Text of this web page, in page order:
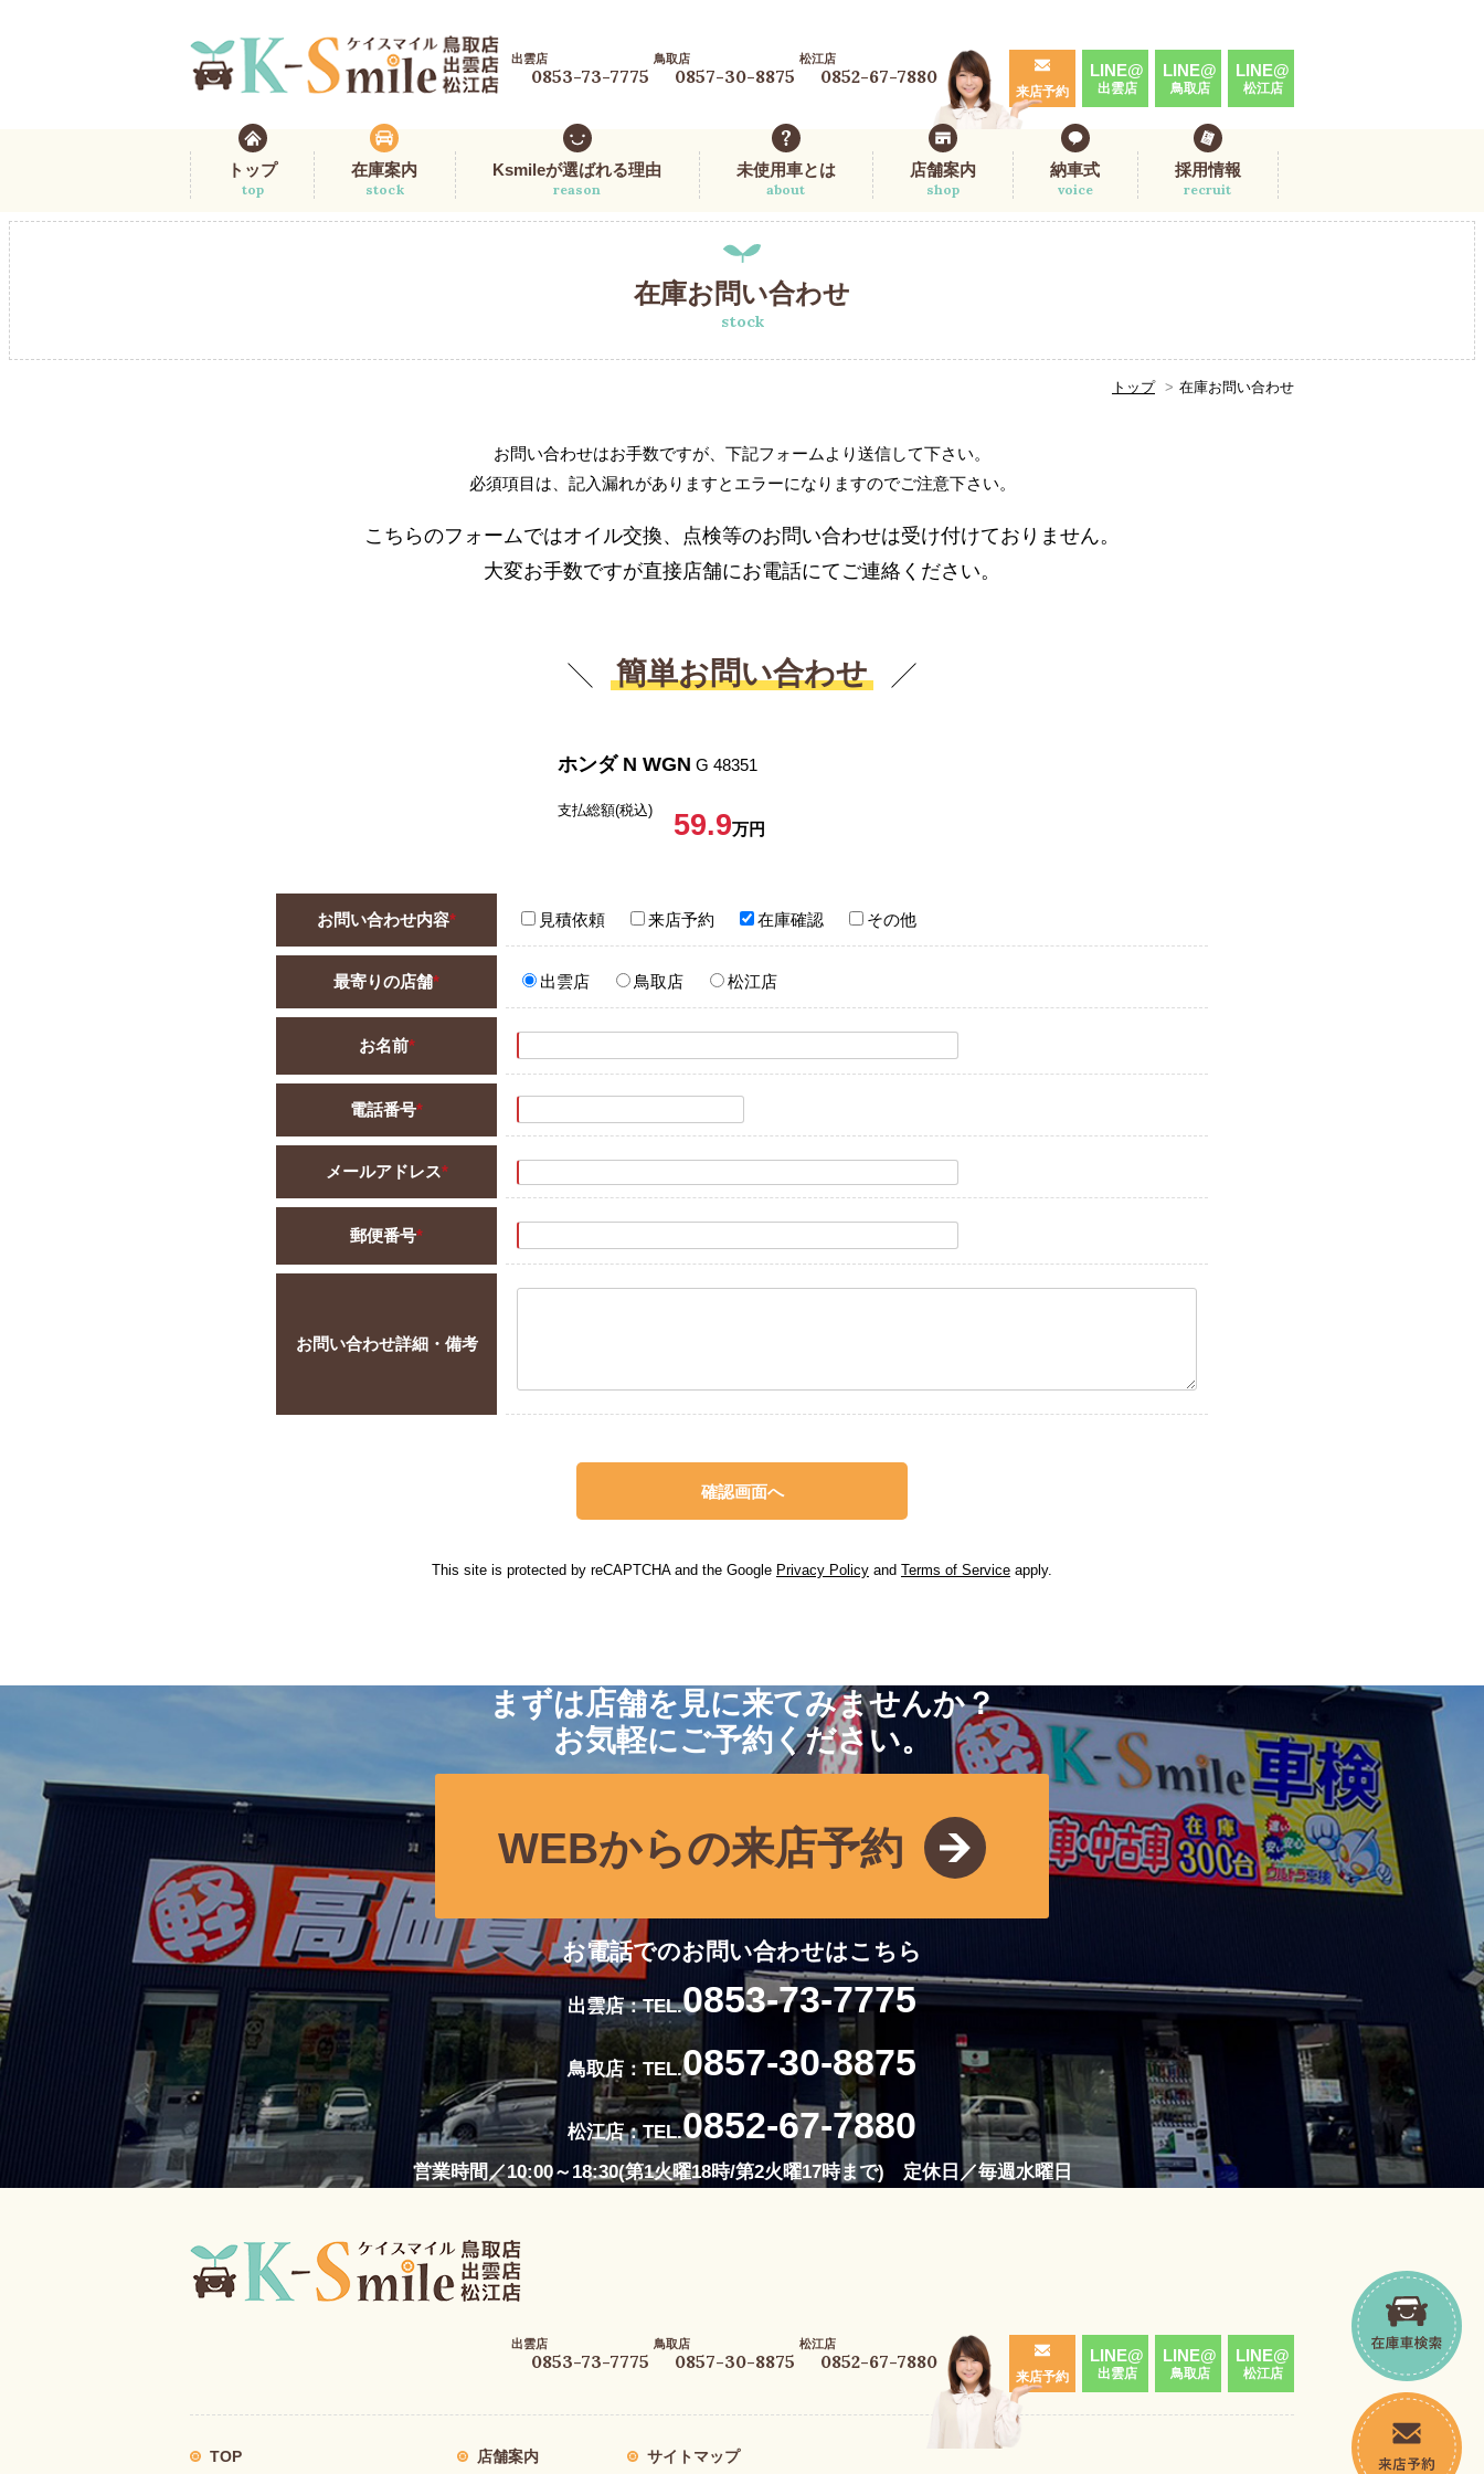
出雲店
0853-73-7775
鳥取店
0857-30-8875
松江店
0852-67-7880
来店予約
LINE@
出雲店
LINE@
鳥取店
LINE@
松江店
トップ
top
在庫案内
stock
Ksmileが選ばれる理由
reason
未使用車とは
about
店舗案内
shop
納車式
voice
採用情報
recruit
在庫お問い合わせ
stock
トップ 在庫お問い合わせ
お問い合わせはお手数ですが、下記フォームより送信して下さい。
必須項目は、記入漏れがありますとエラーになりますのでご注意下さい。
こちらのフォームではオイル交換、点検等のお問い合わせは受け付けておりません。
大変お手数ですが直接店舗にお電話にてご連絡ください。
簡単お問い合わせ
ホンダ N WGN G 48351
支払総額(税込) 59.9万円
お問い合わせ内容* 見積依頼 来店予約 在庫確認 その他
最寄りの店舗* 出雲店 鳥取店 松江店
お名前*
電話番号*
メールアドレス*
郵便番号*
お問い合わせ詳細・備考
This site is protected by reCAPTCHA and the Google Privacy Policy and Terms of Service apply.
まずは店舗を見に来てみませんか？
お気軽にご予約ください。
WEBからの来店予約
お電話でのお問い合わせはこちら
出雲店：TEL.0853-73-7775
鳥取店：TEL.0857-30-8875
松江店：TEL.0852-67-7880
営業時間／10:00～18:30(第1火曜18時/第2火曜17時まで) 定休日／毎週水曜日
出雲店
0853-73-7775
鳥取店
0857-30-8875
松江店
0852-67-7880
来店予約
LINE@
出雲店
LINE@
鳥取店
LINE@
松江店
TOP 店舗案内 サイトマップ